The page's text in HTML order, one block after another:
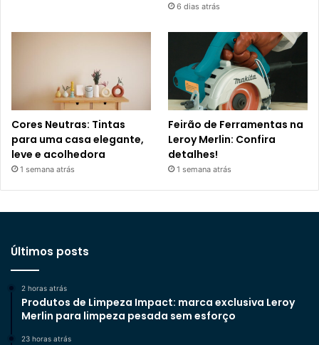
6 dias atrás
Cores Neutras: Tintas
para uma casa elegante,
leve e acolhedora
1 semana atrás
Feirão de Ferramentas na
Leroy Merlin: Confira
detalhes!
1 semana atrás
Últimos posts
2 horas atrás
Produtos de Limpeza Impact: marca exclusiva Leroy
Merlin para limpeza pesada sem esforço
23 horas atrás